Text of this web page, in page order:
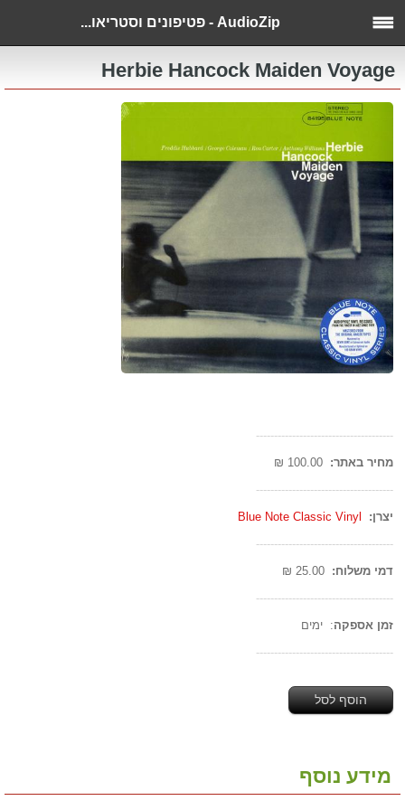
AudioZip - פטיפונים וסטריאו...
--------------------------------------
מחיר באתר:
--------------------------------------
יצרן:
Blue Note Classic Vinyl
--------------------------------------
דמי משלוח:
--------------------------------------
זמן אספקה: ימים
--------------------------------------
הוסף לסל
מידע נוסף